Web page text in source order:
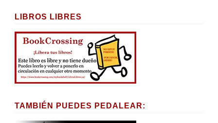
LIBROS LIBRES
TAMBIÉN PUEDES PEDALEAR: